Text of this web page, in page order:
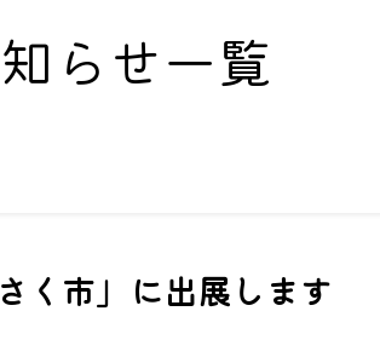
らせ一覧
く市」に出展します